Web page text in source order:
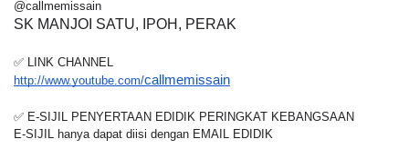
@callmemissain
SK MANJOI SATU, IPOH, PERAK
✅ LINK CHANNEL
http://www.youtube.com/callmemissain
✅ E-SIJIL PENYERTAAN EDIDIK PERINGKAT KEBANGSAAN
E-SIJIL hanya dapat diisi dengan EMAIL EDIDIK